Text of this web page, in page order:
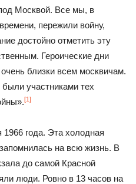
Москвой. Все мы, в
пережили войну,
достойно отметить эту
Героические дни
близки всем москвичам.
участниками тех
[1]
года. Эта холодная
на всю жизнь. В
до самой Красной
люди. Ровно в 13 часов на